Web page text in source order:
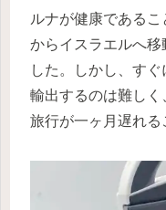
ルナが健康である
からイスラエルへ移
した。しかし、す
輸出するのは難しく
旅行が一ヶ月遅れる